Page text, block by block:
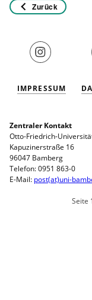
Zurück
IMPRESSUM
Zentraler Kontakt
Otto-Friedrich-
Kapuzinerstraße 16
96047 Bamberg
Telefon: 0951 863-0
E-Mail: post(at)uni-
Seite